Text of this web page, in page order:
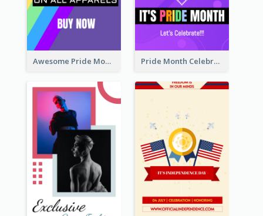
Awesome Pride Month Merch Instagram Story Design Pride Month Celebration Instagram Story Design